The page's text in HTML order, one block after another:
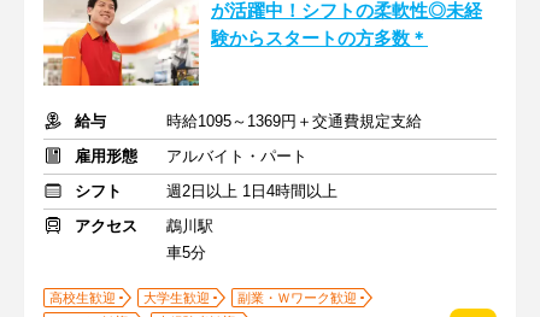
が活躍中！シフトの柔軟性◎未経
験からスタートの方多数＊
給与
時給1095～1369円＋交通費規定支給
雇用形態
アルバイト・パート
シフト
週2日以上 1日4時間以上
アクセス
鵡川駅
車5分
高校生歓迎 大学生歓迎
副業・Ｗワーク歓迎